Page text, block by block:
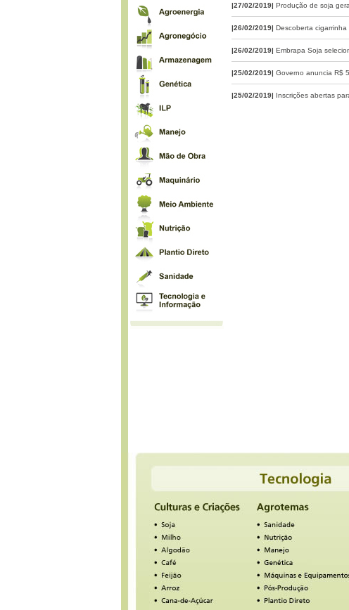
|27/02/2019| Produção de soja
|26/02/2019| Descoberta
|26/02/2019| Embrapa Soja
|25/02/2019| Governo anuncia R$
|25/02/2019| Inscrições abertas